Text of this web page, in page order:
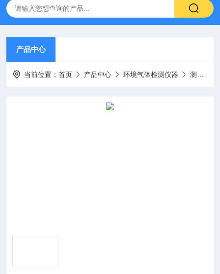
产品中心
当前位置：首页 产品中心 环境气体检测仪器 测定仪